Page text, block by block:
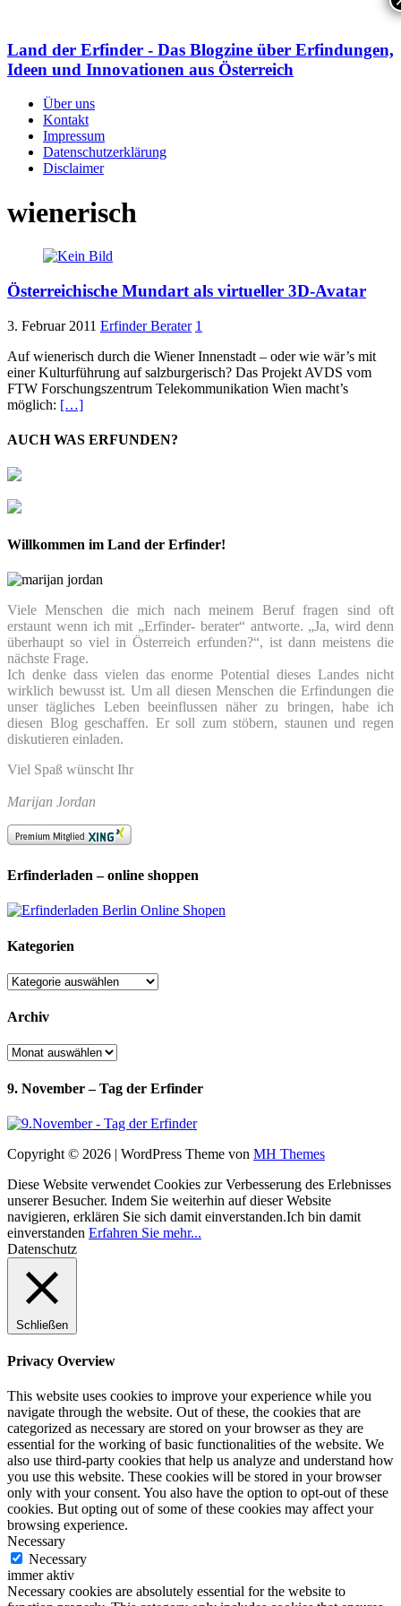
Land der Erfinder - Das Blogzine über Erfindungen,
Ideen und Innovationen aus Österreich
Über uns
Kontakt
Impressum
Datenschutzerklärung
Disclaimer
wienerisch
Österreichische Mundart als virtueller 3D-Avatar
3. Februar 2011 Erfinder Berater 1
Auf wienerisch durch die Wiener Innenstadt – oder wie wär’s mit
einer Kulturführung auf salzburgerisch? Das Projekt AVDS vom
FTW Forschungszentrum Telekommunikation Wien macht’s
möglich: […]
AUCH WAS ERFUNDEN?
Willkommen im Land der Erfinder!
Viele Menschen die mich nach meinem Beruf fragen sind oft
erstaunt wenn ich mit „Erfinder- berater“ antworte. „Ja, wird denn
überhaupt so viel in Österreich erfunden?“, ist dann meistens die
nächste Frage.
Ich denke dass vielen das enorme Potential dieses Landes nicht
wirklich bewusst ist. Um all diesen Menschen die Erfindungen die
unser tägliches Leben beeinflussen näher zu bringen, habe ich
diesen Blog geschaffen. Er soll zum stöbern, staunen und regen
diskutieren einladen.
Viel Spaß wünscht Ihr
Marijan Jordan
Erfinderladen – online shoppen
Kategorien
Kategorien
Archiv
Archiv
9. November – Tag der Erfinder
Copyright © 2026 | WordPress Theme von MH Themes
Diese Website verwendet Cookies zur Verbesserung des Erlebnisses
unserer Besucher. Indem Sie weiterhin auf dieser Website
navigieren, erklären Sie sich damit einverstanden.Ich bin damit
einverstanden Erfahren Sie mehr...
Datenschutz
Schließen
Privacy Overview
This website uses cookies to improve your experience while you
navigate through the website. Out of these, the cookies that are
categorized as necessary are stored on your browser as they are
essential for the working of basic functionalities of the website. We
also use third-party cookies that help us analyze and understand how
you use this website. These cookies will be stored in your browser
only with your consent. You also have the option to opt-out of these
cookies. But opting out of some of these cookies may affect your
browsing experience.
Necessary
Necessary
immer aktiv
Necessary cookies are absolutely essential for the website to